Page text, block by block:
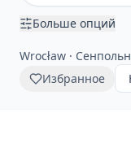
Больше опций
Wrocław ·
Избранное